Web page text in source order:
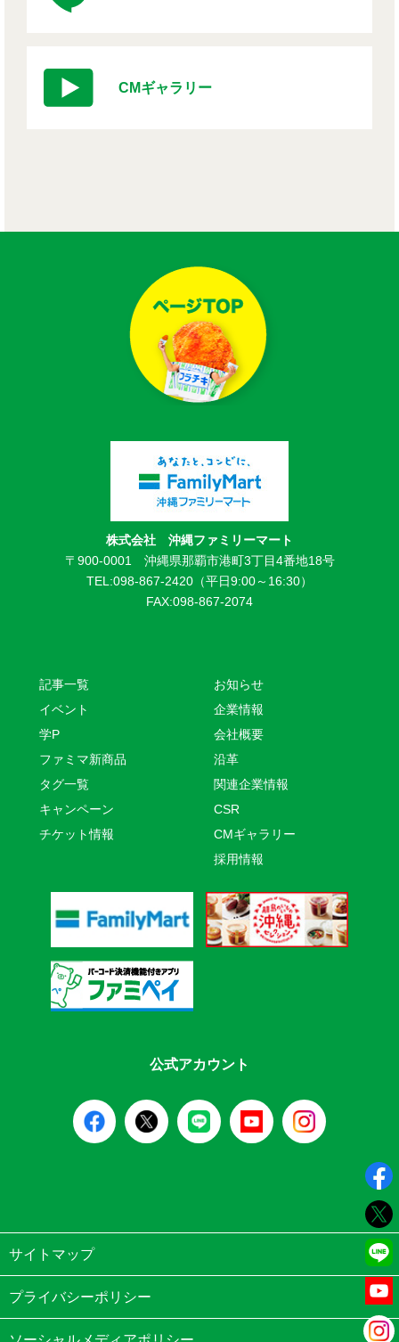
CMギャラリー
株式会社 沖縄ファミリーマート
〒900-0001 沖縄県那覇市港町3丁目4番地18号
TEL:098-867-2420（平日9:00～16:30）
FAX:098-867-2074
記事一覧
イベント
学P
ファミマ新商品
タグ一覧
キャンペーン
チケット情報
お知らせ
企業情報
会社概要
沿革
関連企業情報
CSR
CMギャラリー
採用情報
公式アカウント
サイトマップ
プライバシーポリシー